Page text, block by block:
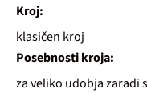
Kroj:
klasičen kroj
Posebnosti kroja:
za veliko udobja zaradi